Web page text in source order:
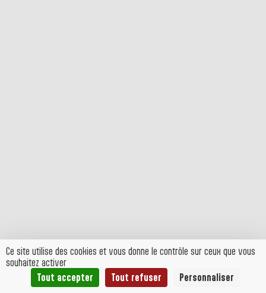
Ce site utilise des cookies et vous donne le contrôle sur ceux que vous
souhaitez activer
Tout accepter
Tout refuser Personnaliser